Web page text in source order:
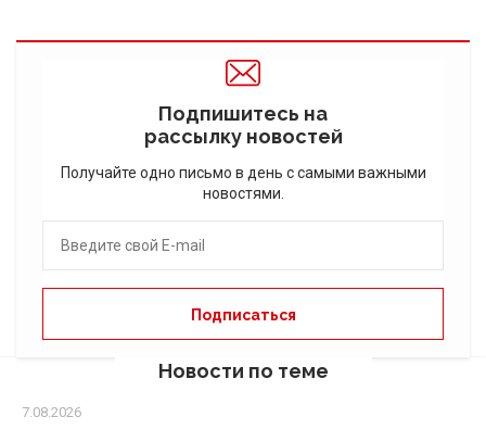
Подпишитесь на
рассылку новостей
Получайте одно письмо в день с самыми важными
новостями.
Новости по теме
7.08.2026